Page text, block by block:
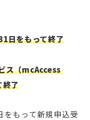
日をもって終了
ス（mcAccess
終了
もって新規申込受